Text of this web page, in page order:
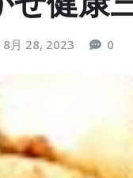
8月 28, 2023 0